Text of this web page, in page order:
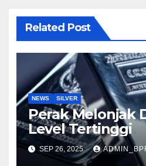
Related Post
NEWS SILVER
Perak Melonjak
Level Tertinggi
SEP 26, 2025